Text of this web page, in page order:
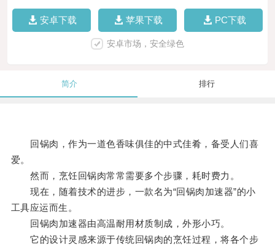
安卓下载 苹果下载 PC下载
安卓市场，安全绿色
简介 排行
回锅肉，作为一道色香味俱佳的中式佳肴，备受人们喜
爱。
然而，烹饪回锅肉常常需要多个步骤，耗时费力。
现在，随着技术的进步，一款名为“回锅肉加速器”的小
工具应运而生。
回锅肉加速器由高温耐用材质制成，外形小巧。
它的设计灵感来源于传统回锅肉的烹饪过程，将各个步